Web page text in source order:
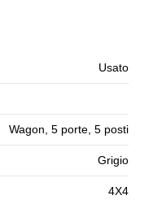
Usato
Wagon, 5 porte, 5 posti
Grigio
4X4